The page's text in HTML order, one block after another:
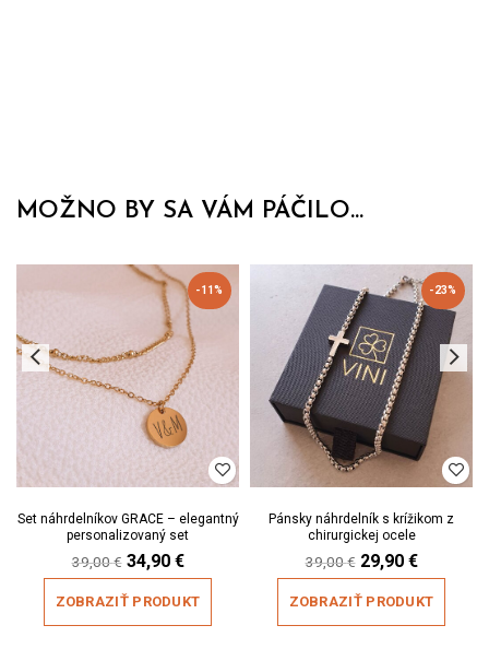
MOŽNO BY SA VÁM PÁČILO...
-11%
Set náhrdelníkov GRACE – elegantný
personalizovaný set
39,00€ Original
price
was:
39,00 €.
34,90 €Current
price
is:
34,90 €.
ZOBRAZIŤ PRODUKT
-23%
Pánsky náhrdelník s krížikom z
chirurgickej ocele
39,00€ Original
price
was:
39,00 €.
29,90 €Current
price
is:
29,90 €.
ZOBRAZIŤ PRODUKT